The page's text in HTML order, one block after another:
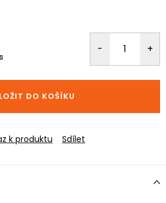
DO KOŠÍKU
k produktu Sdílet